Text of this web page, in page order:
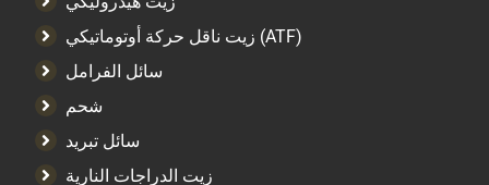
زيت ناقل حركة أوتوماتيكي (ATF)
سائل الفرامل
شحم
سائل تبريد
زيت الدراجات النارية